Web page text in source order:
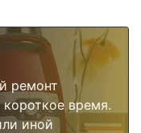
ремонт
время.
иной